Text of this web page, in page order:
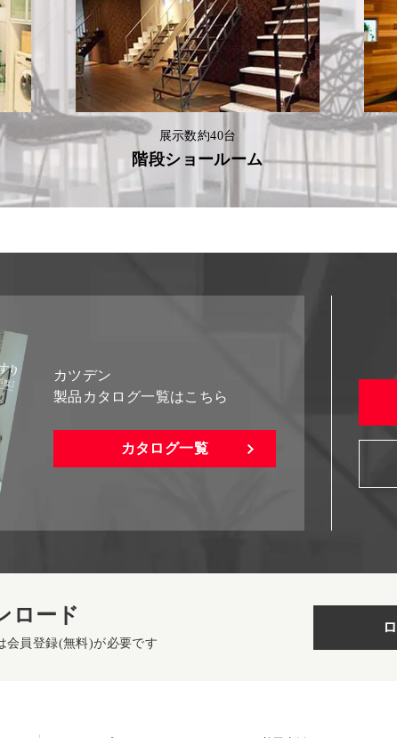
展示数約40台
階段ショールーム
カツデン
製品カタログ一覧はこちら
カタログ一覧
ロード
会員登録(無料)が必要です